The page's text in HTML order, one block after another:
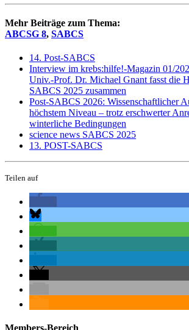
Mehr Beiträge zum Thema:
ABCSG 8, SABCS
14. Post-SABCS
Interview im krebs:hilfe!-Magazin 01/
Univ.-Prof. Dr. Michael Gnant fasst die
SABCS 2025 zusammen
Post-SABCS 2026: Wissenschaftlicher
höchstem Niveau – trotz erschwerter
winterliche Bedingungen
science news SABCS 2025
13. POST-SABCS
Teilen auf